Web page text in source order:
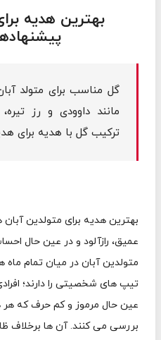
بهترین هدیه
گل مناسب برای متولد
مانند داوودی و رز
ترکیب گل با هدیه برای
بهترین هدیه برای متولدین
عمیق، رازآلود و در عین حال
متولدین آبان در میان تمام
تیپ های شخصیتی را دارند؛
عین حال مرموز و کم حرف که هر
بررسی می کنند. آن ها برخلاف